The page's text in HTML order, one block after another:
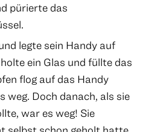
pürierte das
legte sein Handy auf
ein Glas und füllte das
flog auf das Handy
weg. Doch danach, als sie
war es weg! Sie